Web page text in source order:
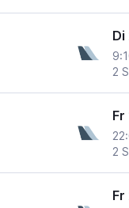
Di
2
Fr
2
Fr